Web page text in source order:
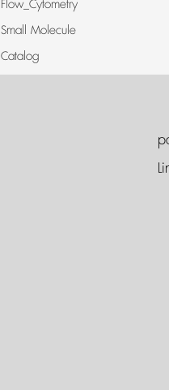
Flow_Cytometry
Small Molecule
Catalog